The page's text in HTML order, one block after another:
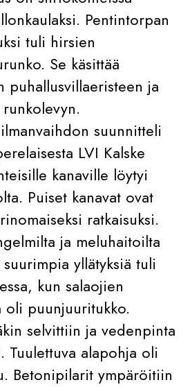
Pentintorpan
tuli hirsien
Se käsittää
puhallusvillaeristeen ja
suunnitteli
LVI Kalske
kanaville löytyi
Puiset kanavat ovat
ratkaisuksi.
ja meluhaitoilta
yllätyksiä tuli
kun salaojien
oli puunjuuritukko.
selvittiin ja vedenpinta
Tuulettuva alapohja oli
Betonipilarit ympäröitiin